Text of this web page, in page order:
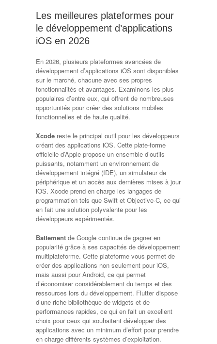
Les meilleures plateformes pour
le développement d’applications
iOS en 2026
En 2026, plusieurs plateformes avancées de
développement d’applications iOS sont disponibles
sur le marché, chacune avec ses propres
fonctionnalités et avantages. Examinons les plus
populaires d’entre eux, qui offrent de nombreuses
opportunités pour créer des solutions mobiles
fonctionnelles et de haute qualité.
Xcode reste le principal outil pour les développeurs
créant des applications iOS. Cette plate-forme
officielle d’Apple propose un ensemble d’outils
puissants, notamment un environnement de
développement intégré (IDE), un simulateur de
périphérique et un accès aux dernières mises à jour
iOS. Xcode prend en charge les langages de
programmation tels que Swift et Objective-C, ce qui
en fait une solution polyvalente pour les
développeurs expérimentés.
Battement de Google continue de gagner en
popularité grâce à ses capacités de développement
multiplateforme. Cette plateforme vous permet de
créer des applications non seulement pour iOS,
mais aussi pour Android, ce qui permet
d’économiser considérablement du temps et des
ressources lors du développement. Flutter dispose
d’une riche bibliothèque de widgets et de
performances rapides, ce qui en fait un excellent
choix pour ceux qui souhaitent développer des
applications avec un minimum d’effort pour prendre
en charge différents systèmes d’exploitation.